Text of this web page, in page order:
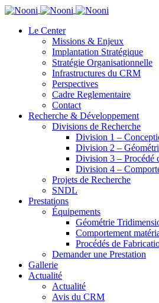
Le Center
Missions & Enjeux
Implantation Stratégique
Stratégie Organisationnelle
Infrastructures du CRM
Perspectives
Cadre Reglementaire
Contact
Recherche & Développement
Divisions de Recherche
Division 1 –
Division 2 –
Division 3 – Procédé
Division 4 –
Projets de Recherche
SNDL
Prestations
Équipements
Géométrie
Comportement
Procédés de
Demander une Prestation
Gallerie
Actualité
Actualité
Avis du CRM